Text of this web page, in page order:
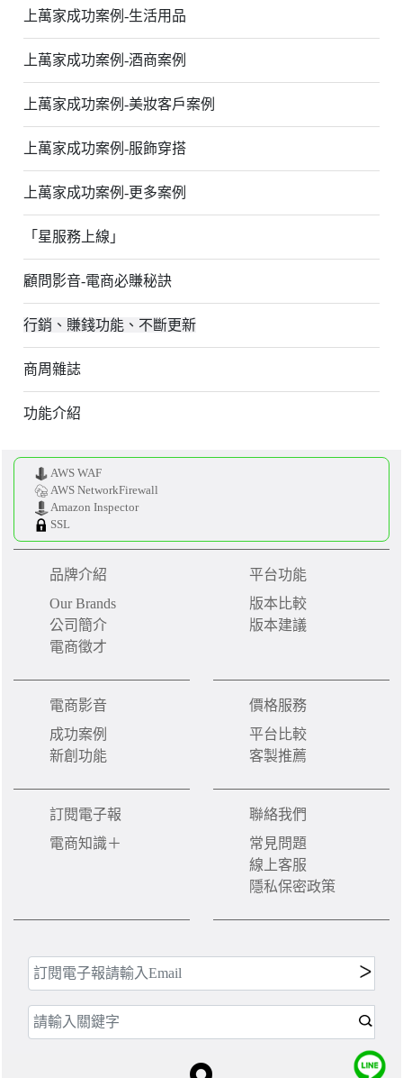
上萬家成功案例-生活用品
上萬家成功案例-酒商案例
上萬家成功案例-美妝客戶案例
上萬家成功案例-服飾穿搭
上萬家成功案例-更多案例
「星服務上線」
顧問影音-電商必賺秘訣
行銷、賺錢功能、不斷更新
商周雜誌
功能介紹
AWS WAF
AWS NetworkFirewall
Amazon Inspector
SSL
品牌介紹
Our Brands
公司簡介
電商徵才
平台功能
版本比較
版本建議
電商影音
成功案例
新創功能
價格服務
平台比較
客製推薦
訂閱電子報
電商知識＋
聯絡我們
常見問題
線上客服
隱私保密政策